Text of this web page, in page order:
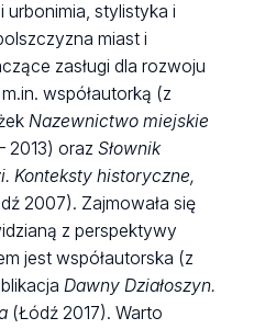
urbonimia, stylistyka i
miast i
zasługi dla rozwoju
współautorką (z
Nazewnictwo miejskie
2013) orazSłownik
Konteksty historyczne,
2007). Zajmowała się
z perspektywy
jest współautorska (z
Dawny Działoszyn.
(Łódź 2017). Warto